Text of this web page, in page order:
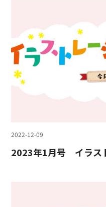
2022-12-09
2023年1月号 イラス